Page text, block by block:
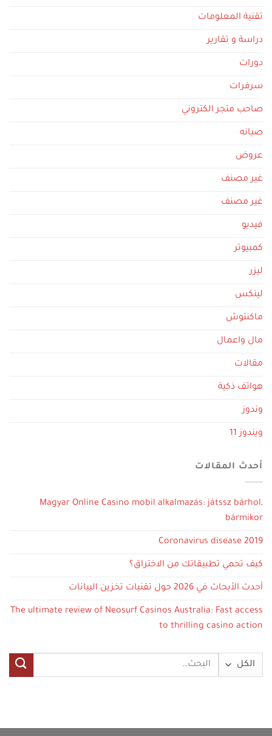
تقنية المعلومات
دراسة و تقارير
دورات
سرفرات
صاحب متجر الكتروني
صيانه
عروض
غير مصنف
غير مصنف
فيديو
كمبيوتر
ليزر
لينكس
ماكنتوش
مال واعمال
مقالات
هواتف ذكية
وندوز
ويندوز 11
أحدث المقالات
Magyar Online Casino mobil alkalmazás: játssz bárhol,
bármikor
Coronavirus disease 2019
كيف تحمي تطبيقاتك من الاختراق؟
أحدث الأبحاث في 2026 حول تقنيات تخزين البيانات
The ultimate review of Neosurf Casinos Australia: Fast access
to thrilling casino action
البحث